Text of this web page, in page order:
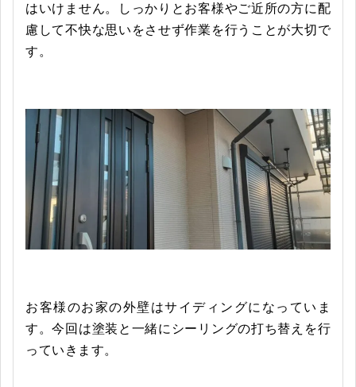
はいけません。しっかりとお客様やご近所の方に配
慮して不快な思いをさせず作業を行うことが大切で
す。
お客様のお家の外壁はサイディングになっていま
す。今回は塗装と一緒にシーリングの打ち替えを行
っていきます。